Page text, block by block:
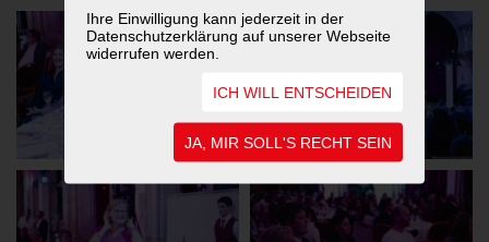
Ihre Einwilligung kann jederzeit in der
Datenschutzerklärung auf unserer Webseite
widerrufen werden.
ICH WILL ENTSCHEIDEN
JA, MIR SOLL'S RECHT SEIN